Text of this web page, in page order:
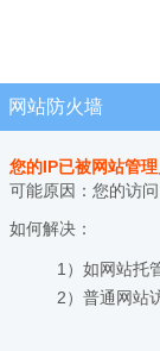
网站防火墙
您的IP已被网站管
可能原因：您的访
如何解决：
1）如网站托
2）普通网站